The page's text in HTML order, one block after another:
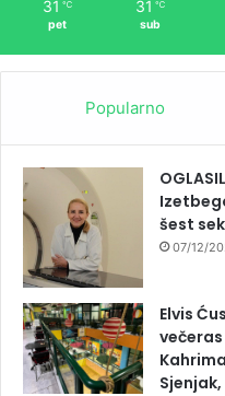
31 ℃
pet
31 ℃
sub
Popularno
šest
07/12/
Elvis